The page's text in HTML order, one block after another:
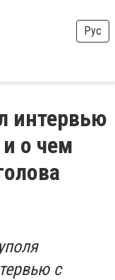
Рус
интервью
о чем
с